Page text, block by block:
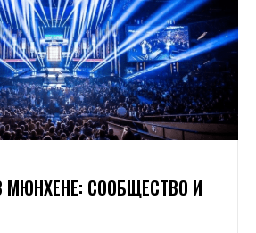
МЮНХЕНЕ: СООБЩЕСТВО И